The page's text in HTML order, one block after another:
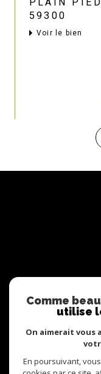
59300
voir le bien
Comme
utilise
On aimerait vous
En poursuivant,